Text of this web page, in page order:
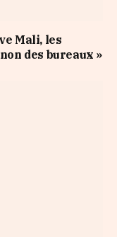
Mali, les
des bureaux »